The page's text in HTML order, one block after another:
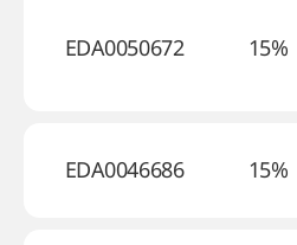
EDA0050672 15%
EDA0046686 15%